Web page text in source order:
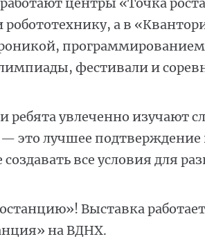
робототехнику, а в
фестивали и
ребята увлеченно изучают
это лучшее
все условия для
Выставка работает
на ВДНХ.